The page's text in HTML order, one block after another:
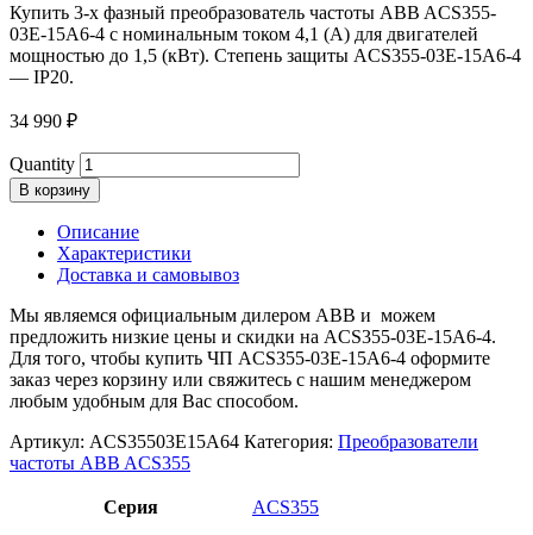
Купить 3-х фазный преобразователь частоты ABB ACS355-
03E-15A6-4 с номинальным током 4,1 (А) для двигателей
мощностью до 1,5 (кВт). Степень защиты ACS355-03E-15A6-4
— IP20.
34 990 ₽
Quantity
В корзину
Описание
Характеристики
Доставка и самовывоз
Мы являемся официальным дилером ABB и можем
предложить низкие цены и скидки на ACS355-03E-15A6-4.
Для того, чтобы купить ЧП ACS355-03E-15A6-4 оформите
заказ через корзину или свяжитесь с нашим менеджером
любым удобным для Вас способом.
Артикул: ACS35503E15A64 Категория: Преобразователи
частоты ABB ACS355
Серия ACS355